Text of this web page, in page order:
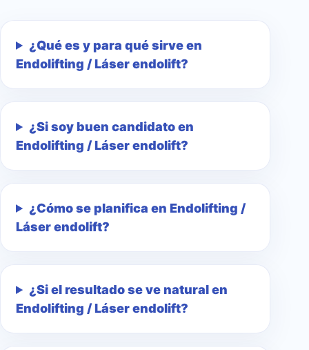
¿Qué es y para qué sirve en
Endolifting / Láser endolift?
¿Si soy buen candidato en
Endolifting / Láser endolift?
¿Cómo se planifica en Endolifting /
Láser endolift?
¿Si el resultado se ve natural en
Endolifting / Láser endolift?